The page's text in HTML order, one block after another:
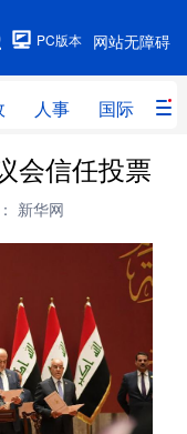
网站无障碍
PC版本
人事 国际 财
人事
教育
军事
政务
会信任投票
新华网